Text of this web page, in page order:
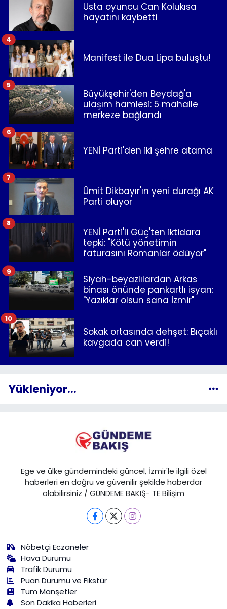
Usta oyuncu Can Kolukısa
hayatını kaybetti
Manifest ile Dua Lipa buluştu!
4
Büyükşehir'den Beydağ'a
ulaşım hamlesi: 5 mahalle
merkeze bağlandı
5
YENİ Parti'den iki şehre atama
6
Ümit Dikbayır'ın yeni durağı AK
Parti oluyor
7
YENİ Parti'li Güç'ten iktidara
tepki: "Kötü yönetimin
faturasını Romanlar ödüyor"
8
Siyah-beyazlılardan Arkas
binası önünde pankartlı isyan:
"Yazıklar olsun sana İzmir"
9
Sokak ortasında dehşet: Bıçaklı
kavgada can verdi!
10
Yükleniyor...
Ege ve ülke gündemindeki güncel, İzmir'le ilgili özel
haberleri en doğru ve güvenilir şekilde haberdar
olabilirsiniz / GÜNDEME BAKIŞ- TE Bilişim
Nöbetçi Eczaneler
Hava Durumu
Trafik Durumu
Puan Durumu ve Fikstür
Tüm Manşetler
Son Dakika Haberleri